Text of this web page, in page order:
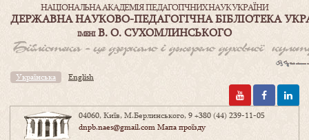
НАЦІОНАЛЬНА АКАДЕМІЯ ПЕДАГОГІЧНИХ НАУК УКРАЇНИ
ДЕРЖАВНА НАУКОВО-ПЕДАГОГІЧНА БІБЛІОТЕКА
ІМЕНІВ. О. СУХОМЛИНСЬКОГО
Українська English
04060, Київ, М.Берлинського, 9+380 (44) 239-11-05
dnpb.naes@gmail.comМапа проїзду